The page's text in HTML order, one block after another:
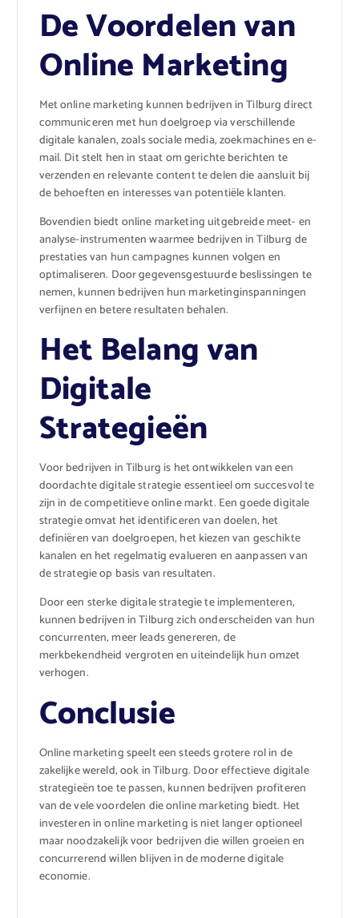
De Voordelen van
Online Marketing
Met online marketing kunnen bedrijven in Tilburg direct
communiceren met hun doelgroep via verschillende
digitale kanalen, zoals sociale media, zoekmachines en e-
mail. Dit stelt hen in staat om gerichte berichten te
verzenden en relevante content te delen die aansluit bij
de behoeften en interesses van potentiële klanten.
Bovendien biedt online marketing uitgebreide meet- en
analyse-instrumenten waarmee bedrijven in Tilburg de
prestaties van hun campagnes kunnen volgen en
optimaliseren. Door gegevensgestuurde beslissingen te
nemen, kunnen bedrijven hun marketinginspanningen
verfijnen en betere resultaten behalen.
Het Belang van
Digitale
Strategieën
Voor bedrijven in Tilburg is het ontwikkelen van een
doordachte digitale strategie essentieel om succesvol te
zijn in de competitieve online markt. Een goede digitale
strategie omvat het identificeren van doelen, het
definiëren van doelgroepen, het kiezen van geschikte
kanalen en het regelmatig evalueren en aanpassen van
de strategie op basis van resultaten.
Door een sterke digitale strategie te implementeren,
kunnen bedrijven in Tilburg zich onderscheiden van hun
concurrenten, meer leads genereren, de
merkbekendheid vergroten en uiteindelijk hun omzet
verhogen.
Conclusie
Online marketing speelt een steeds grotere rol in de
zakelijke wereld, ook in Tilburg. Door effectieve digitale
strategieën toe te passen, kunnen bedrijven profiteren
van de vele voordelen die online marketing biedt. Het
investeren in online marketing is niet langer optioneel
maar noodzakelijk voor bedrijven die willen groeien en
concurrerend willen blijven in de moderne digitale
economie.